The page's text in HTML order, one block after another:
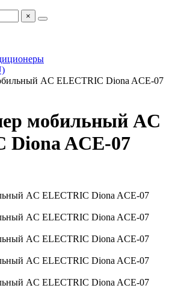
×
AC ELECTRIC Diona ACE-07
мобильный AC
Diona ACE-07